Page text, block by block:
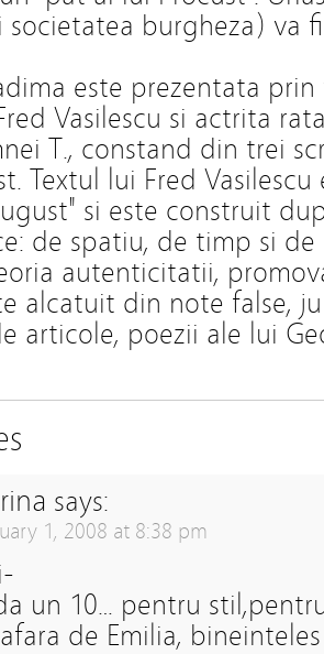
societatea burgheza) va
este prezentata
Vasilescu si actrita
T., constand din trei
Textul lui Fred
si este construit
de spatiu, de timp si
autenticitatii,
alcatuit din note false,
articole, poezii ale lui
says:
1, 2008 at 8:38 pm
un 10… pentru
de Emilia,